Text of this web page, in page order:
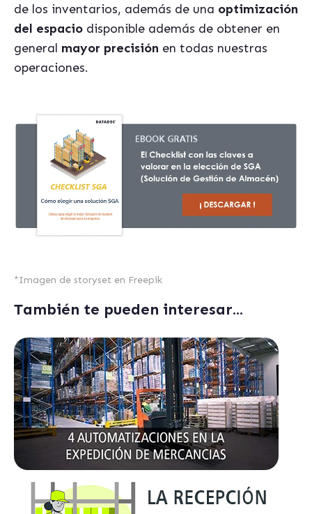
de los inventarios, además de una optimización
del espacio disponible además de obtener en
general mayor precisión en todas nuestras
operaciones.
*Imagen de storyset en Freepik
También te pueden interesar...